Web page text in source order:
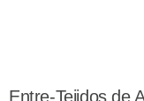
Entre-Tejidos de